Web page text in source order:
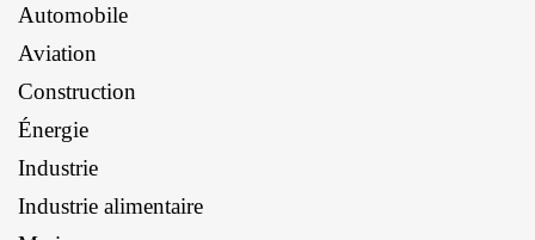
Automobile
Aviation
Construction
Énergie
Industrie
Industrie alimentaire